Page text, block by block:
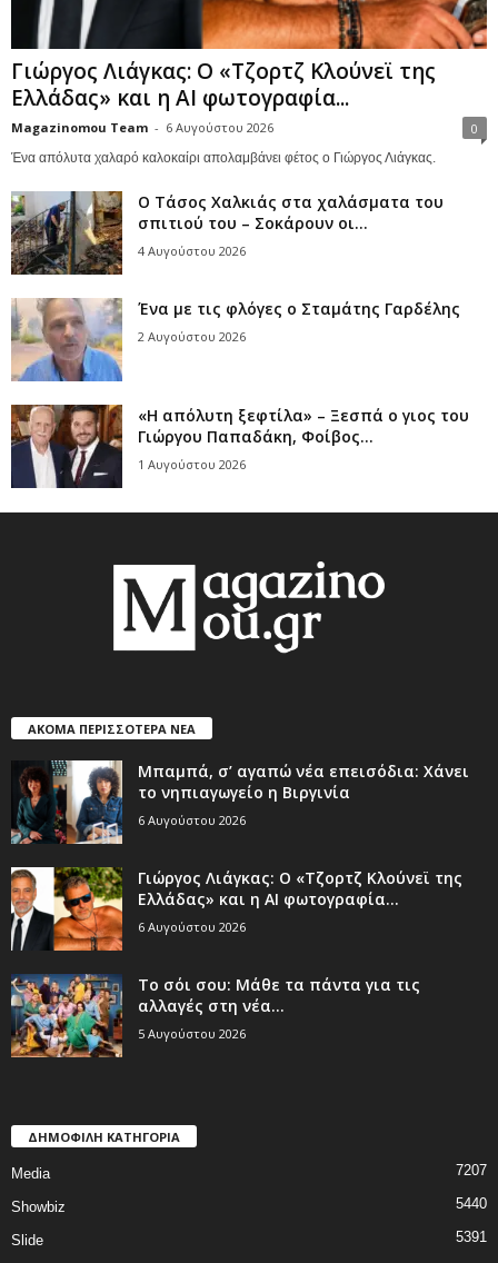
Γιώργος Λιάγκας: Ο «Τζορτζ Κλούνεϊ της
Ελλάδας» και η AI φωτογραφία...
Magazinomou Team - 6 Αυγούστου 2026 0
Ένα απόλυτα χαλαρό καλοκαίρι απολαμβάνει φέτος ο Γιώργος Λιάγκας.
Ο Τάσος Χαλκιάς στα χαλάσματα του
σπιτιού του – Σοκάρουν οι...
4 Αυγούστου 2026
Ένα με τις φλόγες ο Σταμάτης Γαρδέλης
2 Αυγούστου 2026
«Η απόλυτη ξεφτίλα» – Ξεσπά ο γιος του
Γιώργου Παπαδάκη, Φοίβος...
1 Αυγούστου 2026
ΑΚΟΜΑ ΠΕΡΙΣΣΟΤΕΡΑ ΝΕΑ
Μπαμπά, σ’ αγαπώ νέα επεισόδια: Χάνει
το νηπιαγωγείο η Βιργινία
6 Αυγούστου 2026
Γιώργος Λιάγκας: Ο «Τζορτζ Κλούνεϊ της
Ελλάδας» και η AI φωτογραφία...
6 Αυγούστου 2026
Το σόι σου: Μάθε τα πάντα για τις
αλλαγές στη νέα...
5 Αυγούστου 2026
ΔΗΜΟΦΙΛΗ ΚΑΤΗΓΟΡΙΑ
Media 7207
Showbiz 5440
Slide
5391